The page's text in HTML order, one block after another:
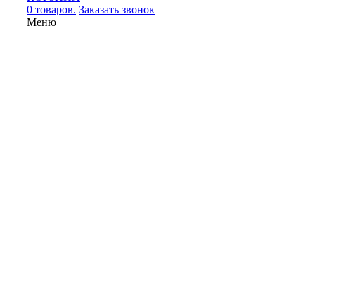
0 товаров. Заказать звонок
Меню